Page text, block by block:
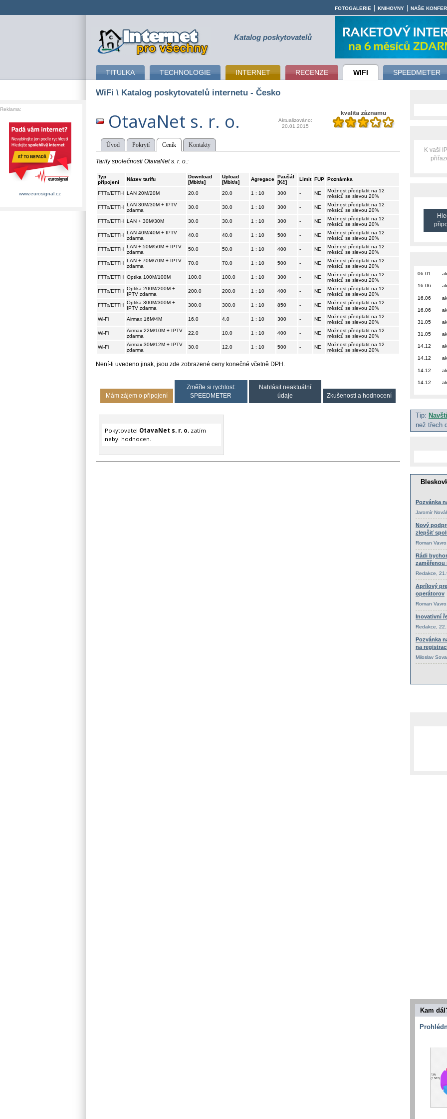
připojení k internetu Katalog poskytovatelů
TITULKA TECHNOLOGIE INTERNET RECENZE WIFI SPEEDMETER
FOTOGALERIE KNIHOVNY NAŠE
WiFi \ Katalog poskytovatelů internetu - Česko
OtavaNet s. r. o.
Aktualizováno:
20.01.2015
Úvod Pokrytí Ceník Kontakty
Tarify společnosti OtavaNet s. r. o.:
Typ
připojení
Název tarifu
Download
[Mbit/s]
Upload
[Mbit/s]
Agregace Paušál
[Kč]
Limit FUP Poznámka
FTTx/ETTH LAN 20M/20M 20.0 20.0 1 : 10 300 - NE
Možnost předplatit na 12
měsíců se slevou 20%
FTTx/ETTH LAN 30M/30M + IPTV
zdarma
30.0 30.0 1 : 10 300 - NE
Možnost předplatit na 12
měsíců se slevou 20%
FTTx/ETTH LAN + 30M/30M 30.0 30.0 1 : 10 300 - NE
Možnost předplatit na 12
měsíců se slevou 20%
FTTx/ETTH LAN 40M/40M + IPTV
zdarma
40.0 40.0 1 : 10 500 - NE
Možnost předplatit na 12
měsíců se slevou 20%
FTTx/ETTH LAN + 50M/50M + IPTV
zdarma
50.0 50.0 1 : 10 400 - NE
Možnost předplatit na 12
měsíců se slevou 20%
FTTx/ETTH LAN + 70M/70M + IPTV
zdarma
70.0 70.0 1 : 10 500 - NE
Možnost předplatit na 12
měsíců se slevou 20%
FTTx/ETTH Optika 100M/100M 100.0 100.0 1 : 10 300 - NE
Možnost předplatit na 12
měsíců se slevou 20%
FTTx/ETTH Optika 200M/200M +
IPTV zdarma
200.0 200.0 1 : 10 400 - NE
Možnost předplatit na 12
měsíců se slevou 20%
FTTx/ETTH Optika 300M/300M +
IPTV zdarma
300.0 300.0 1 : 10 850 - NE
Možnost předplatit na 12
měsíců se slevou 20%
Wi-Fi
Airmax 16M/4M 16.0 4.0 1 : 10 300 - NE
Možnost předplatit na 12
měsíců se slevou 20%
Wi-Fi
Airmax 22M/10M + IPTV
zdarma
22.0 10.0 1 : 10 400 - NE
Možnost předplatit na 12
měsíců se slevou 20%
Wi-Fi
Airmax 30M/12M + IPTV
zdarma
30.0 12.0 1 : 10 500 - NE
Možnost předplatit na 12
měsíců se slevou 20%
Není-li uvedeno jinak, jsou zde zobrazené ceny konečné včetně DPH.
Mám zájem o připojení
Změřte si rychlost:
SPEEDMETER
Nahlásit neaktuální
údaje
Zkušenosti a hodnocení
Pokytovatel OtavaNet s. r. o.zatím
nebyl hodnocen.
K vaší
06.01
16.06
16.06
16.06
31.05
31.05
14.12
14.12
14.12
14.12
Tip:
než třech
Kam
Reklama:
www.eurosignal.cz